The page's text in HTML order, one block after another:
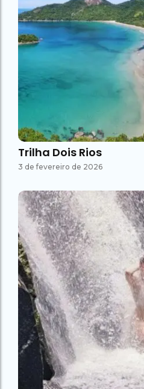
Trilha Dois Rios
3 de fevereiro de 2026